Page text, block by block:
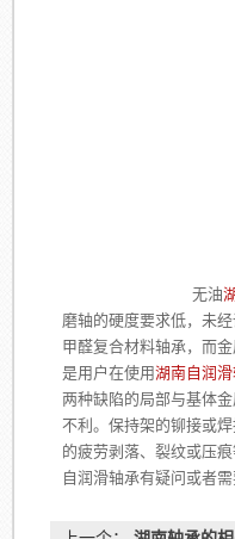
无油
磨轴的硬度要求低，未
甲醛复合材料轴承，而
是用户在使用湖南自润
两种缺陷的局部与基体
不利。保持架的铆接或
的疲劳剥落、裂纹或压
自润滑轴承有疑问或者